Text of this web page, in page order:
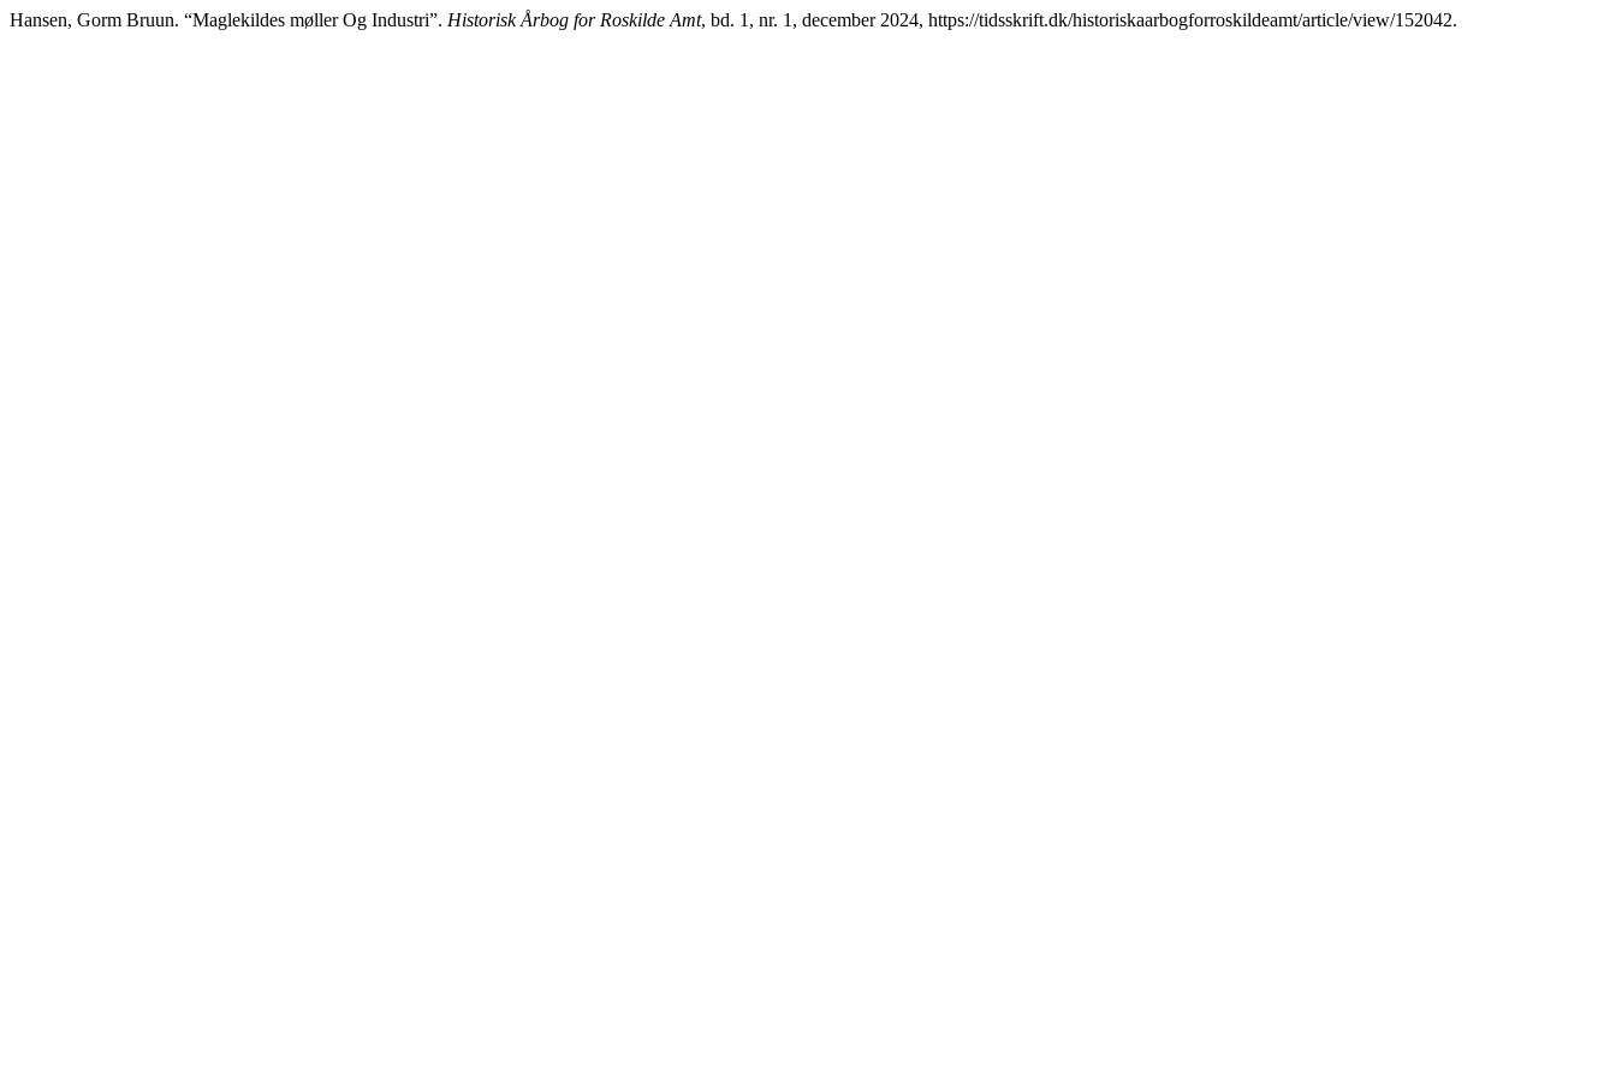
Hansen, Gorm Bruun. “Maglekildes møller Og Industri”. Historisk Årbog for Roskilde Amt, bd. 1, nr. 1, december 2024, https://tidsskrift.dk/historiskaarbogforroskildeamt/article/view/152042.